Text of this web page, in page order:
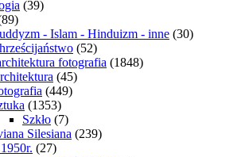
(39)
- Islam - Hinduizm - inne (30)
(52)
fotografia (1848)
(45)
(449)
(1353)
Szkło (7)
Silesiana (239)
(27)